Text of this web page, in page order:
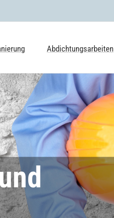
Abdichtungsarbeiten